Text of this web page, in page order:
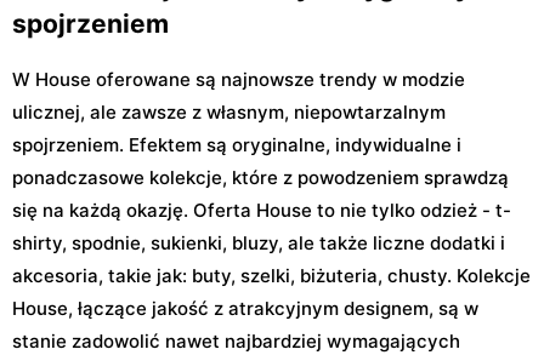
spojrzeniem
W House oferowane są najnowsze trendy w modzie
ulicznej, ale zawsze z własnym, niepowtarzalnym
spojrzeniem. Efektem są oryginalne, indywidualne i
ponadczasowe kolekcje, które z powodzeniem sprawdzą
się na każdą okazję. Oferta House to nie tylko odzież - t-
shirty, spodnie, sukienki, bluzy, ale także liczne dodatki i
akcesoria, takie jak: buty, szelki, biżuteria, chusty. Kolekcje
House, łączące jakość z atrakcyjnym designem, są w
stanie zadowolić nawet najbardziej wymagających